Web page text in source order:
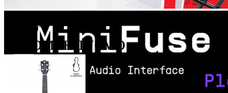
Акції
Рекомендуємо